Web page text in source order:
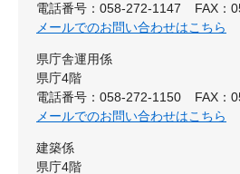
電話番号：058-272-1147
FAX：
メールでのお問い合わせはこちら
県庁舎運用係
県庁4階
電話番号：058‐272‐1150
FAX：
メールでのお問い合わせはこちら
建築係
県庁4階